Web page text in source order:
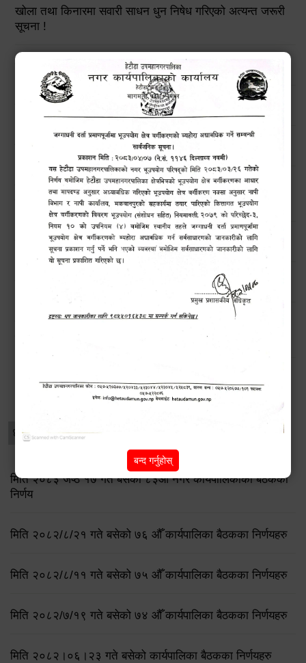
खोला तथा किनारमा सवारी साधन धुन निषेध गरिएको अत्यन्त जरूरी
सूचना !
हेटौंडा उपमहानगरपालिकाको विपद् व्यवस्थापनरणनीतिक कार्ययोजना
उच्च सतर्कताको लागि अनुरोध
मनसुनजन्य विपद्‍बाट सतर्कता अपनाउने सम्बन्धी जरुरी सूचना !!
बिन प्रयोगकर्ताहरुको लागि तालिम कार्यक्रम सम्बन्धी सार्वजनिक
सूचना !!
हेटौंडाका चराहरु (Birds of Hetauda)
डेंगु नियन्त्रणका लागि चार ‘भेट्रो निरीक्षक’ राख्दै हेटौंडा
विशेष विवरणहरु
धार्मिक/पर्यटन प्रेस नोट
मिति २०८३ जेष्ठ १७ गते बसेको ८३औं नगर कार्यपालिकाको बैठकको
निर्णय
मिति २०८२/८/२१ गते बसेको ७६ औँ कार्यपालिका बैठकका निर्णयहरु
मिति २०८२/८/११ गते बसेको ७५ औँ कार्यपालिका बैठकका निर्णयहरु
मिति २०८२/७/१९ गते बसेको ७४ औँ कार्यपालिका बैठकका निर्णयहरु
मिति २०८२।०६।२३ गते बसेको कार्यपालिका बैठकका निर्णयहरु
बन्द गर्नुहोस्